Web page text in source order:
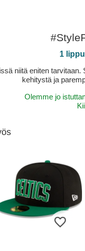
1 lippu
niitä eniten
kehitystä ja
Olemme jo